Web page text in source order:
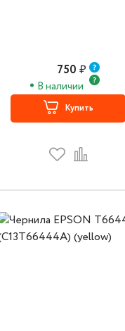
750 ₽
В наличии
Купить